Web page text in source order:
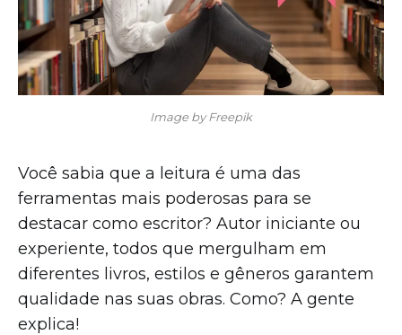
Image by Freepik
Você sabia que a leitura é uma das
ferramentas mais poderosas para se
destacar como escritor? Autor iniciante ou
experiente, todos que mergulham em
diferentes livros, estilos e gêneros garantem
qualidade nas suas obras. Como? A gente
explica!